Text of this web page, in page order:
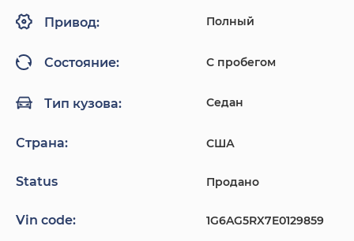
Привод: Полный
Состояние: С пробегом
Тип кузова: Седан
Страна: США
Status Продано
Vin code: 1G6AG5RX7E0129859